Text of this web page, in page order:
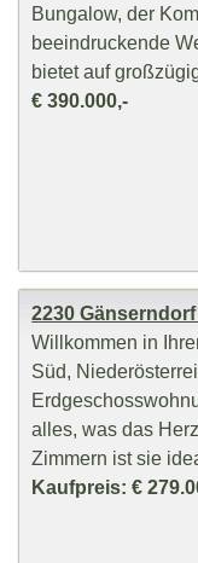
Bungalow, der
beeindruckende
bietet auf
€ 390.000,-
2230
Willkommen in
Süd,
alles, was das
Zimmern ist sie
Kaufpreis: €